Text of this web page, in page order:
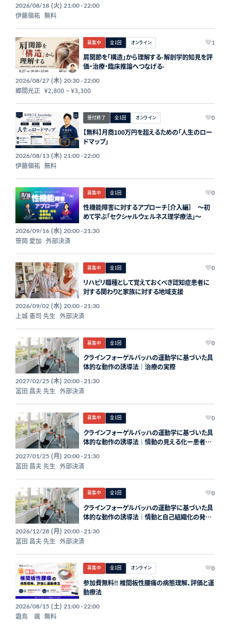
2026/08/18(火) 21:00 - 22:00
伊藤領祐 無料
募集中 全1回 オンライン 1
肩関節を「構造」から理解する-解剖学的知見を評
価・治療・臨床推論へつなげる-
2026/08/27(木) 20:30 - 22:00
郷間光正 ¥2,800~¥3,300
受付終了 全1回 オンライン 0
【無料】月商100万円を超えるための「人生のロー
ドマップ」
2026/08/13(木) 21:00 - 22:00
伊藤領祐 無料
募集中 全1回 0
性機能障害に対するアプローチ［介入編］ 〜初
めて学ぶ「セクシャルウェルネス理学療法」〜
2026/09/16(水) 20:00 - 21:30
笹岡 愛加 外部決済
募集中 全1回 0
リハビリ職種として覚えておくべき認知症患者に
対する関わりと家族に対する地域支援
2026/09/02(水) 20:00 - 21:30
上城 憲司 先生 外部決済
募集中 全1回 0
クラインフォーゲルバッハの運動学に基づいた具
体的な動作の誘導法｜治療の実際
2027/02/25(木) 20:00 - 21:30
冨田 昌夫 先生 外部決済
募集中 全1回 0
クラインフォーゲルバッハの運動学に基づいた具
体的な動作の誘導法｜情動の見える化ー患者で
2027/01/25(月) 20:00 - 21:30
冨田 昌夫 先生 外部決済
募集中 全1回 0
クラインフォーゲルバッハの運動学に基づいた具
体的な動作の誘導法｜情動と自己組織化の発達
2026/12/28(月) 20:00 - 21:30
冨田 昌夫 先生 外部決済
募集中 全1回 オンライン 0
参加費無料‼️ 椎間板性腰痛の病態理解、評価と運
動療法
2026/08/15(土) 21:00 - 22:00
霜鳥 颯 無料